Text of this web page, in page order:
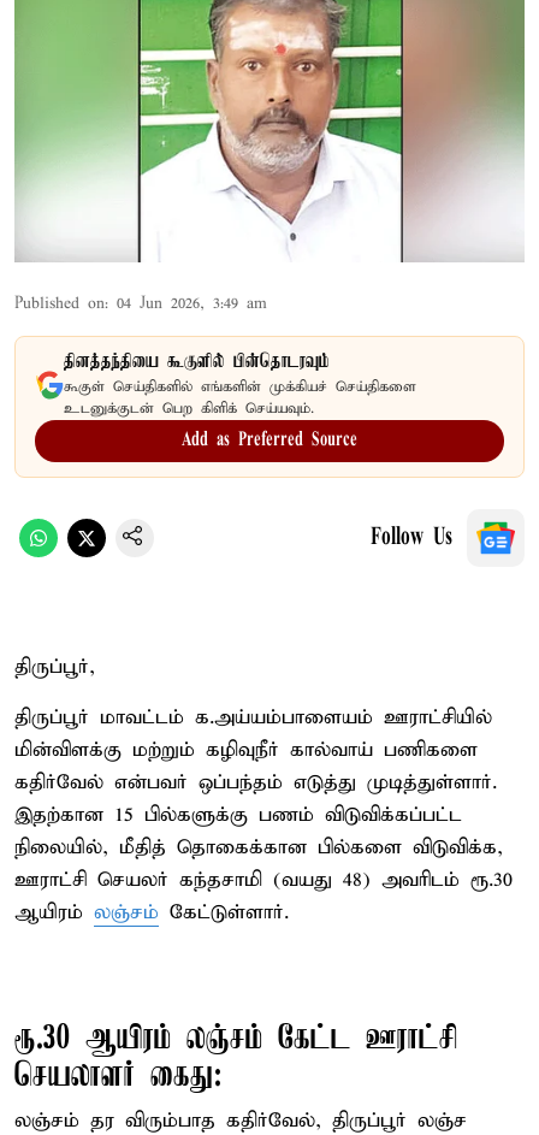
Published on: 04 Jun 2026, 3:49 am
தினத்தந்தியை கூகுளில் பின்தொடரவும்
கூகுள் செய்திகளில் எங்களின் முக்கியச் செய்திகளை
உடனுக்குடன் பெற கிளிக் செய்யவும்.
Add as Preferred Source
Follow Us
திருப்பூர்,
திருப்பூர் மாவட்டம் க.அய்யம்பாளையம் ஊராட்சியில்
மின்விளக்கு மற்றும் கழிவுநீர் கால்வாய் பணிகளை
கதிர்வேல் என்பவர் ஒப்பந்தம் எடுத்து முடித்துள்ளார்.
இதற்கான 15 பில்களுக்கு பணம் விடுவிக்கப்பட்ட
நிலையில், மீதித் தொகைக்கான பில்களை விடுவிக்க,
ஊராட்சி செயலர் கந்தசாமி (வயது 48) அவரிடம் ரூ.30
ஆயிரம் லஞ்சம் கேட்டுள்ளார்.
ரூ.30 ஆயிரம் லஞ்சம் கேட்ட ஊராட்சி
செயலாளர் கைது:
லஞ்சம் தர விரும்பாத கதிர்வேல், திருப்பூர் லஞ்ச